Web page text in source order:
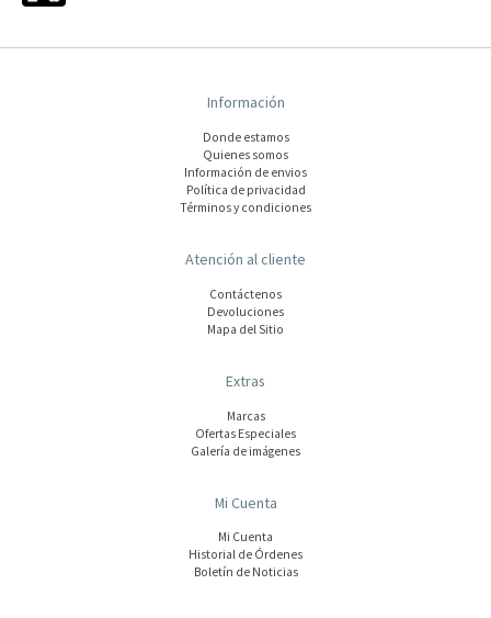
Información
Donde estamos
Quienes somos
Información de envios
Polí­tica de privacidad
Términos y condiciones
Atención al cliente
Contáctenos
Devoluciones
Mapa del Sitio
Extras
Marcas
Ofertas Especiales
Galería de imágenes
Mi Cuenta
Mi Cuenta
Historial de Órdenes
Boletín de Noticias